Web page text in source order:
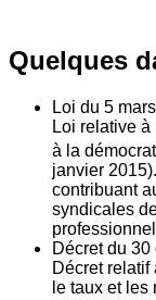
Quelques
Loi du 5
Loi relative
à la
janvier
contribuant
syndicales
Décret du 30
Décret
le taux et